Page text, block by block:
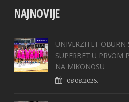
NAJNOVIJE
UNIVERZITET OBURN
SUPERBET U PRVOM
NA MIKONOSU
08.08.2026.